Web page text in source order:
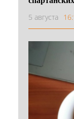
5 августа